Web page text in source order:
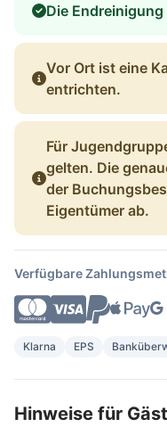
Die
Vor Ort ist eine
entrichten.
Für
gelten. Die
der
Eigentümer ab.
Verfügbare
Klarna EPS
Hinweise für